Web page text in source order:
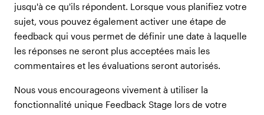
jusqu'à ce qu'ils répondent. Lorsque vous planifiez votre
sujet, vous pouvez également activer une étape de
feedback qui vous permet de définir une date à laquelle
les réponses ne seront plus acceptées mais les
commentaires et les évaluations seront autorisés.
Nous vous encourageons vivement à utiliser la
fonctionnalité unique Feedback Stage lors de votre